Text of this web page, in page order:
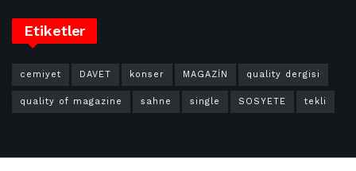
Etiketler
cemiyet DAVET konser MAGAZİN quality dergisi
quality of magazine sahne single SOSYETE tekli